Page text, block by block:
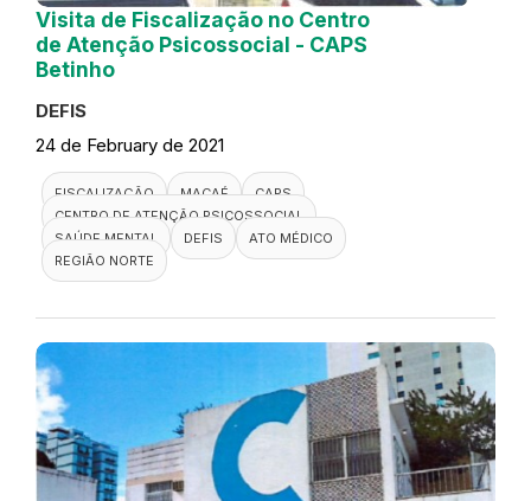
Visita de Fiscalização no Centro
de Atenção Psicossocial - CAPS
Betinho
DEFIS
24 de February de 2021
FISCALIZAÇÃO MACAÉ
CAPS
CENTRO DE ATENÇÃO PSICOSSOCIAL
SAÚDE MENTAL
DEFIS
ATO MÉDICO
REGIÃO NORTE